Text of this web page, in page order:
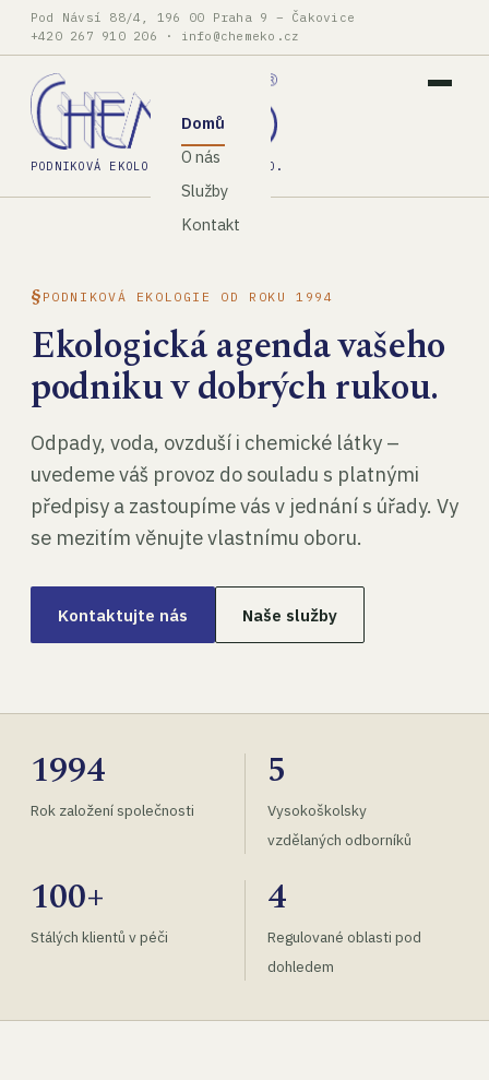
Pod Návsí 88/4, 196 00 Praha 9 – Čakovice
+420 267 910 206 · info@chemeko.cz
PODNIKOVÁ EKOLOGIE, SPOL. S R.O.
Domů
O nás
Služby
Kontakt
PODNIKOVÁ EKOLOGIE OD ROKU 1994
Ekologická agenda vašeho
podniku v dobrých rukou.
Odpady, voda, ovzduší i chemické látky –
uvedeme váš provoz do souladu s platnými
předpisy a zastoupíme vás v jednání s úřady. Vy
se mezitím věnujte vlastnímu oboru.
Kontaktujte nás Naše služby
1994
Rok založení společnosti
5
Vysokoškolsky
vzdělaných odborníků
100+
Stálých klientů v péči
4
Regulované oblasti pod
dohledem